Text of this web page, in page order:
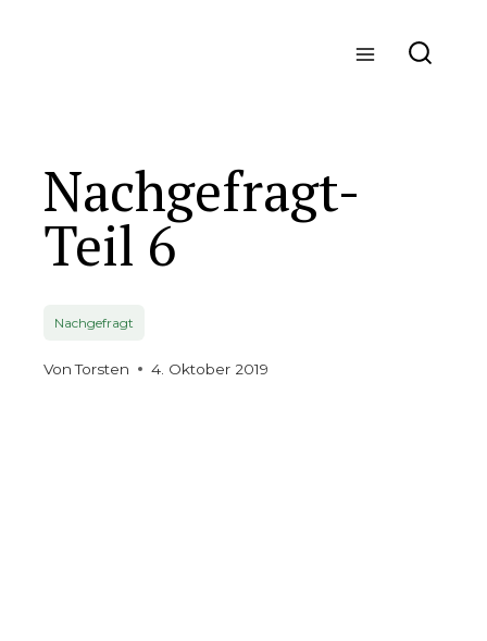
Nachgefragt-
Teil 6
Nachgefragt
Von Torsten 4. Oktober 2019